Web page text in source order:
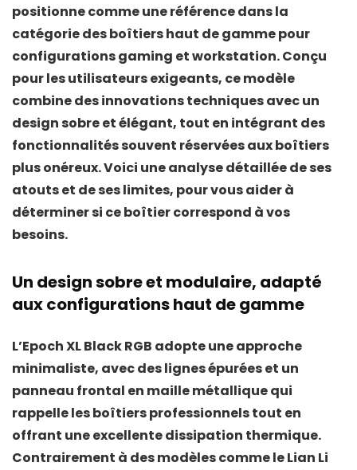
positionne comme une référence dans la
catégorie des boîtiers haut de gamme pour
configurations gaming et workstation. Conçu
pour les utilisateurs exigeants, ce modèle
combine des innovations techniques avec un
design sobre et élégant, tout en intégrant des
fonctionnalités souvent réservées aux boîtiers
plus onéreux. Voici une analyse détaillée de ses
atouts et de ses limites, pour vous aider à
déterminer si ce boîtier correspond à vos
besoins.
Un design sobre et modulaire, adapté
aux configurations haut de gamme
L’Epoch XL Black RGB adopte une approche
minimaliste, avec des lignes épurées et un
panneau frontal en maille métalliquequi
rappelle les boîtiers professionnels tout en
offrant une excellente dissipation thermique.
Contrairement à des modèles comme leLian Li